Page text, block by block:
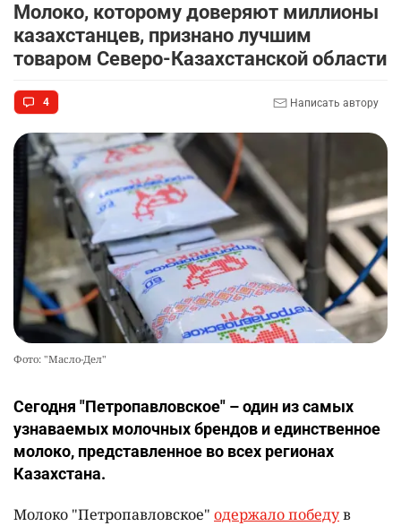
Молоко, которому доверяют миллионы
казахстанцев, признано лучшим
товаром Северо-Казахстанской области
4 Написать автору
Фото: "Масло-Дел"
Сегодня "Петропавловское" – один из самых
узнаваемых молочных брендов и единственное
молоко, представленное во всех регионах
Казахстана.
Молоко "Петропавловское" одержало победув